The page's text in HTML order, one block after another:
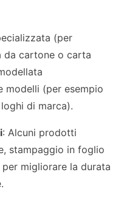
(per
da cartone o carta
modelli (per esempio
di marca).
: Alcuni prodotti
stampaggio in foglio
migliorare la durata